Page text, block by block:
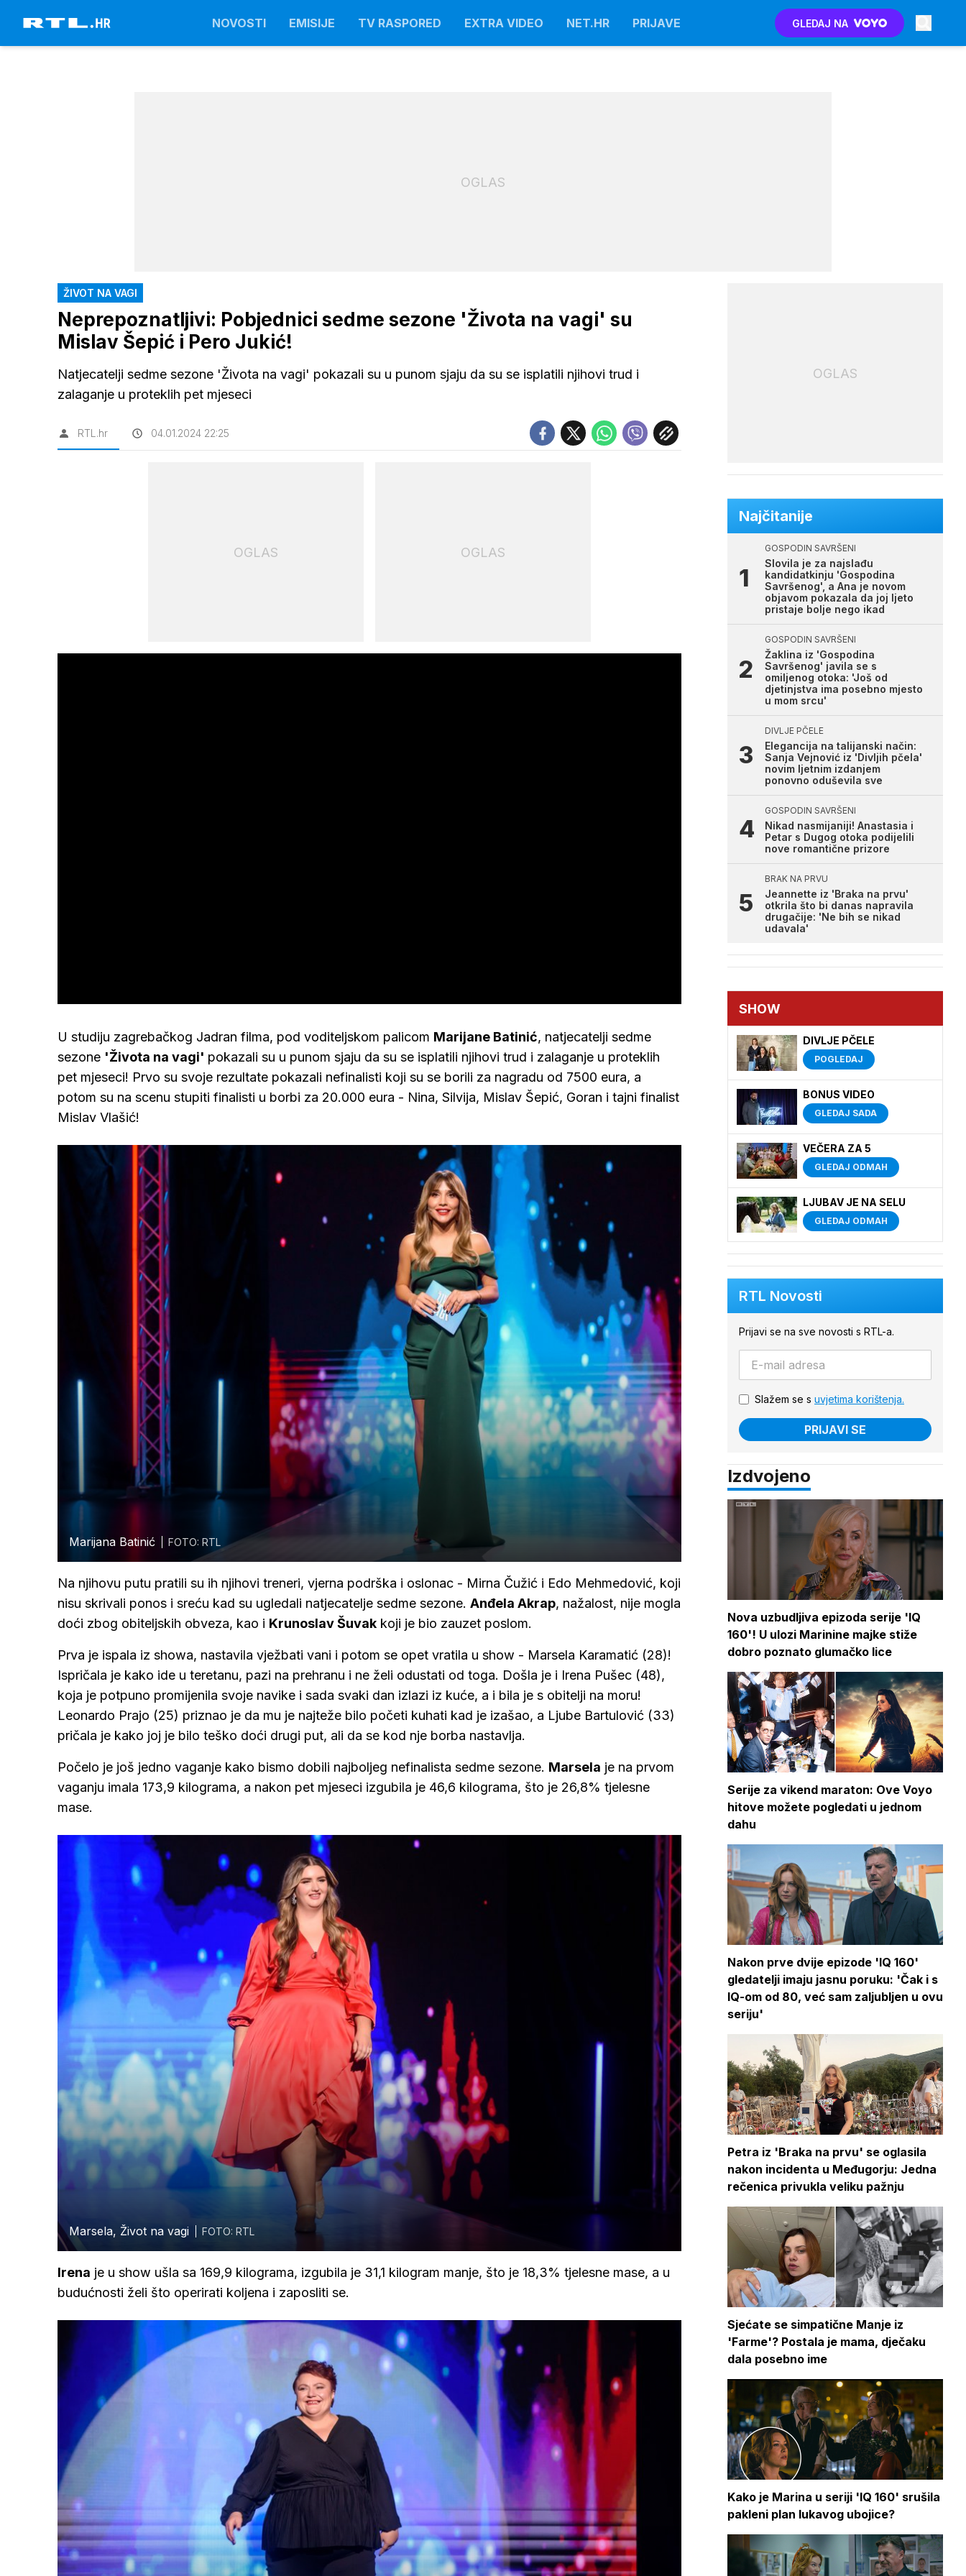
NOVOSTI EMISIJE TV RASPORED EXTRA VIDEO NET.HR PRIJAVE GLEDAJ NA
OGLAS
ŽIVOT NA VAGI
Neprepoznatljivi: Pobjednici sedme sezone 'Života na vagi' su
Mislav Šepić i Pero Jukić!
Natjecatelji sedme sezone 'Života na vagi' pokazali su u punom sjaju da su se isplatili njihovi trud i
zalaganje u proteklih pet mjeseci
RTL.hr 04.01.2024 22:25
OGLAS OGLAS
U studiju zagrebačkog Jadran filma, pod voditeljskom palicom Marijane Batinić, natjecatelji sedme
sezone 'Života na vagi' pokazali su u punom sjaju da su se isplatili njihovi trud i zalaganje u proteklih
pet mjeseci! Prvo su svoje rezultate pokazali nefinalisti koji su se borili za nagradu od 7500 eura, a
potom su na scenu stupiti finalisti u borbi za 20.000 eura - Nina, Silvija, Mislav Šepić, Goran i tajni finalist
Mislav Vlašić!
Marijana Batinić FOTO: RTL
Na njihovu putu pratili su ih njihovi treneri, vjerna podrška i oslonac - Mirna Čužić i Edo Mehmedović, koji
nisu skrivali ponos i sreću kad su ugledali natjecatelje sedme sezone. Anđela Akrap, nažalost, nije mogla
doći zbog obiteljskih obveza, kao i Krunoslav Šuvak koji je bio zauzet poslom.
Prva je ispala iz showa, nastavila vježbati vani i potom se opet vratila u show - Marsela Karamatić (28)!
Ispričala je kako ide u teretanu, pazi na prehranu i ne želi odustati od toga. Došla je i Irena Pušec (48),
koja je potpuno promijenila svoje navike i sada svaki dan izlazi iz kuće, a i bila je s obitelji na moru!
Leonardo Prajo (25) priznao je da mu je najteže bilo početi kuhati kad je izašao, a Ljube Bartulović (33)
pričala je kako joj je bilo teško doći drugi put, ali da se kod nje borba nastavlja.
Počelo je još jedno vaganje kako bismo dobili najboljeg nefinalista sedme sezone. Marsela je na prvom
vaganju imala 173,9 kilograma, a nakon pet mjeseci izgubila je 46,6 kilograma, što je 26,8% tjelesne
mase.
Marsela, Život na vagi FOTO: RTL
Irena je u show ušla sa 169,9 kilograma, izgubila je 31,1 kilogram manje, što je 18,3% tjelesne mase, a u
budućnosti želi što operirati koljena i zaposliti se.
OGLAS
Najčitanije
GOSPODIN SAVRŠENI
Slovila je za najslađu
kandidatkinju 'Gospodina
Savršenog', a Ana je novom
objavom pokazala da joj ljeto
pristaje bolje nego ikad
GOSPODIN SAVRŠENI
Žaklina iz 'Gospodina
Savršenog' javila se s
omiljenog otoka: 'Još od
djetinjstva ima posebno mjesto
u mom srcu'
DIVLJE PČELE
Elegancija na talijanski način:
Sanja Vejnović iz 'Divljih pčela'
novim ljetnim izdanjem
ponovno oduševila sve
GOSPODIN SAVRŠENI
Nikad nasmijaniji! Anastasia i
Petar s Dugog otoka podijelili
nove romantične prizore
BRAK NA PRVU
Jeannette iz 'Braka na prvu'
otkrila što bi danas napravila
drugačije: 'Ne bih se nikad
udavala'
SHOW
DIVLJE PČELE
POGLEDAJ
BONUS VIDEO
GLEDAJ SADA
VEČERA ZA 5
GLEDAJ ODMAH
LJUBAV JE NA SELU
GLEDAJ ODMAH
RTL Novosti
Prijavi se na sve novosti s RTL-a.
Slažem se s uvjetima korištenja.
PRIJAVI SE
Izdvojeno
Nova uzbudljiva epizoda serije 'IQ
160'! U ulozi Marinine majke stiže
dobro poznato glumačko lice
Serije za vikend maraton: Ove Voyo
hitove možete pogledati u jednom
dahu
Nakon prve dvije epizode 'IQ 160'
gledatelji imaju jasnu poruku: 'Čak i s
IQ-om od 80, već sam zaljubljen u ovu
seriju'
Petra iz 'Braka na prvu' se oglasila
nakon incidenta u Međugorju: Jedna
rečenica privukla veliku pažnju
Sjećate se simpatične Manje iz
'Farme'? Postala je mama, dječaku
dala posebno ime
Kako je Marina u seriji 'IQ 160' srušila
pakleni plan lukavog ubojice?